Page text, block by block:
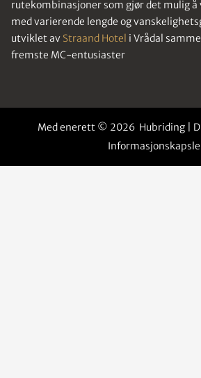
rutekombinasjoner som gjør det mulig å
med varierende lengde og
utviklet av Straand Hotel i Vrådal
fremste MC-entusiaster
Med enerett © 2026 Hubriding |